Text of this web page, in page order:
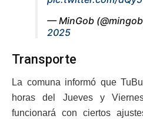
— MinGob
2025
Transporte
La comuna informó que
horas del Jueves y
funcionará con ciertos